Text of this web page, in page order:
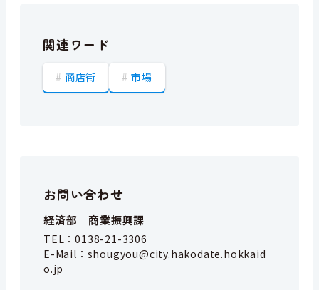
関連ワード
商店街 市場
お問い合わせ
経済部 商業振興課
TEL：0138-21-3306
E-Mail： shougyou@city.hakodate.hokkaid
o.jp